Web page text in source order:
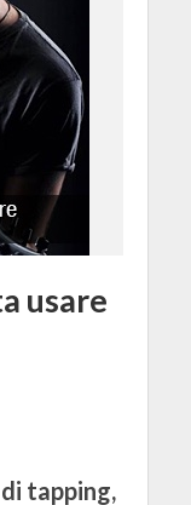
usare
tapping,